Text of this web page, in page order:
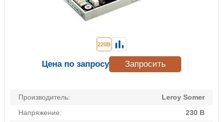
Производитель:
Leroy Somer
Напряжение:
230 В
220В
Цена по запросу Запросить